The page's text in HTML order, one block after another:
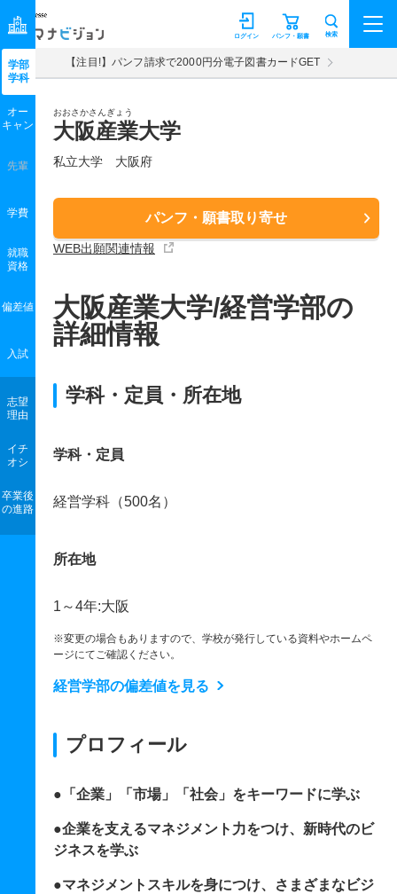
マナビジョン パンフ・願書
ログイン 検索
【注目!】パンフ請求で2000円分電子図書カードGET
おおさかさんぎょう
大阪産業大学
私立大学 大阪府
パンフ・願書取り寄せ
WEB出願関連情報
学部
学科
オー
キャン
先輩
学費
就職
資格
偏差値
入試
志望
理由
イチ
オシ
卒業後
の進路
大阪産業大学/経営学部の
詳細情報
学科・定員・所在地
学科・定員
経営学科（500名）
所在地
1～4年:大阪
※変更の場合もありますので、学校が発行している資料やホームペ
ージにてご確認ください。
経営学部の偏差値を見る
プロフィール
●「企業」「市場」「社会」をキーワードに学ぶ
●企業を支えるマネジメント力をつけ、新時代のビ
ジネスを学ぶ
●マネジメントスキルを身につけ、さまざまなビジ